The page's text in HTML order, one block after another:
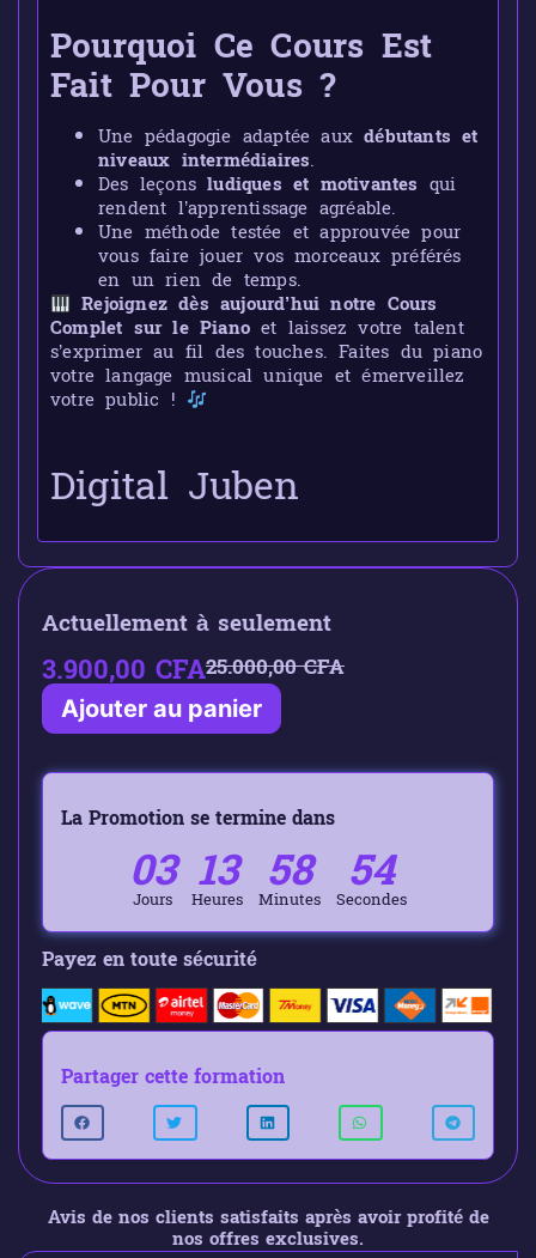
Pourquoi Ce Cours Est
Fait Pour Vous ?
Une pédagogie adaptée auxdébutants et
niveaux intermédiaires.
Des leçonsludiques et motivantes qui
rendent l’apprentissage agréable.
Une méthode testée et approuvée pour
vous faire jouer vos morceaux préférés
en un rien de temps.
Rejoignez dès aujourd’hui notre Cours
Complet sur le Piano et laissez votre talent
s’exprimer au fil des touches. Faites du piano
votre langage musical unique et émerveillez
votre public !
Digital Juben
Actuellement à seulement
3.900,00CFA25.000,00CFA
Ajouter au panier
La Promotion se termine dans
03
Jours 13
Heures 58
Minutes 53
Secondes
Payez en toute sécurité
Partager cette formation
Avis de nos clients satisfaits après avoir profité de
nos offres exclusives.